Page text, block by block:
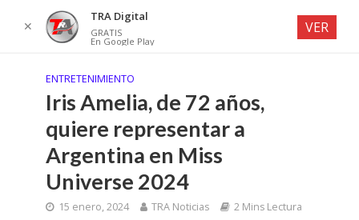
ENTRETENIMIENTO
Iris Amelia, de 72 años,
quiere representar a
Argentina en Miss
Universe 2024
15 enero, 2024 TRA Noticias 2 Mins Lectura
✕
TRA Digital
GRATIS
En Google Play
VER